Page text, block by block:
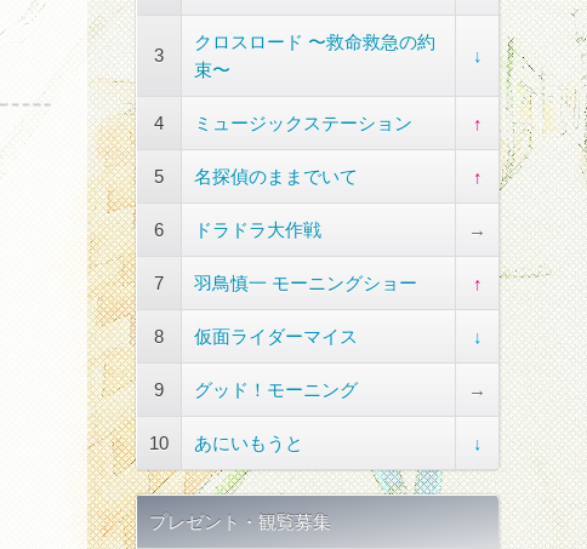
3
クロスロード 〜救命救急の約
束〜
↓
4 ミュージックステーション ↑
5 名探偵のままでいて ↑
6 ドラドラ大作戦 →
7 羽鳥慎一 モーニングショー ↑
8 仮面ライダーマイス ↓
9 グッド！モーニング →
10 あにいもうと ↓
プレゼント・観覧募集